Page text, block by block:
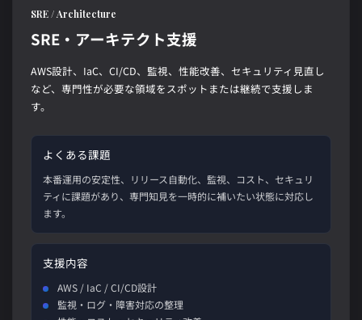
SRE / Architecture
SRE・アーキテクト支援
AWS設計、IaC、CI/CD、監視、性能改善、セキュリティ見直し
など、専門性が必要な領域をスポットまたは継続で支援しま
す。
よくある課題
本番運用の安定性、リリース自動化、監視、コスト、セキュリ
ティに課題があり、専門知見を一時的に補いたい状態に対応し
ます。
支援内容
AWS / IaC / CI/CD設計
監視・ログ・障害対応の整理